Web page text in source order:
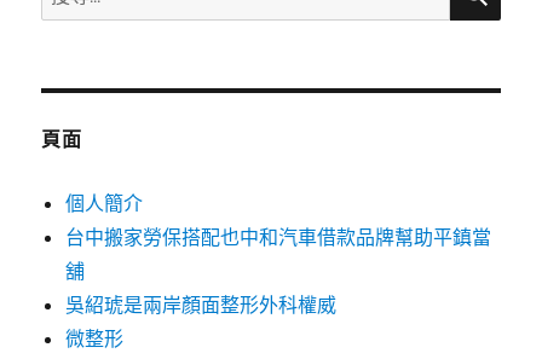
尋
鍵
頁面
個人簡介
台中搬家勞保搭配也中和汽車借款品牌幫助平鎮當
舖
吳紹琥是兩岸顏面整形外科權威
微整形